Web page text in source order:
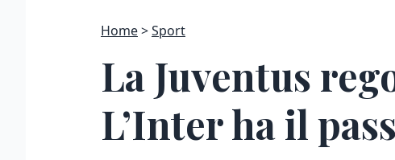
Home Sport
La Juventus
L’Inter ha il